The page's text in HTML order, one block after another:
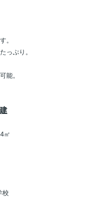
。
っぷり。
能。
㎡
校